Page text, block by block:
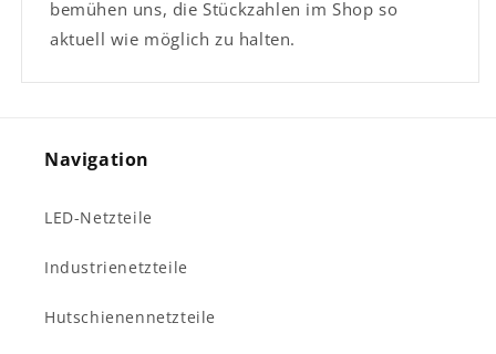
bemühen uns, die Stückzahlen im Shop so
aktuell wie möglich zu halten.
Navigation
LED-Netzteile
Industrienetzteile
Hutschienennetzteile